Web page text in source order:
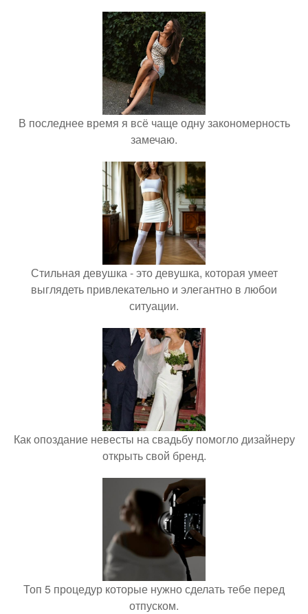
В последнее время я всё чаще одну закономерность
замечаю.
Стильная девушка - это девушка, которая умеет
выглядеть привлекательно и элегантно в любои
ситуации.
Как опоздание невесты на свадьбу помогло дизайнеру
открыть свой бренд.
Топ 5 процедур которые нужно сделать тебе перед
отпуском.